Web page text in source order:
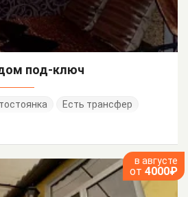
под-ключ
Есть трансфер
в августе
от 4000₽